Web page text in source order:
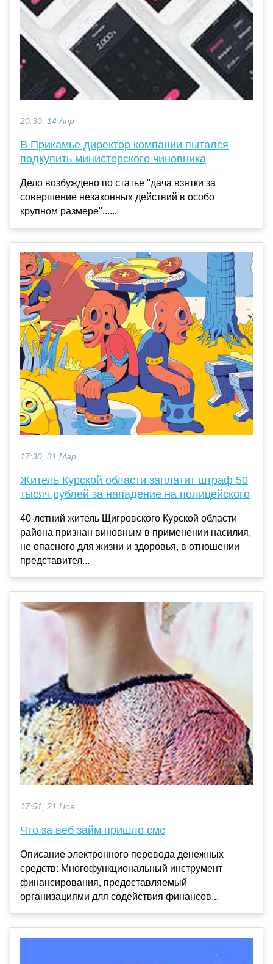
20:30, 14 Апр
В Прикамье директор компании пытался
подкупить министерского чиновника
Дело возбуждено по статье "дача взятки за
совершение незаконных действий в особо
крупном размере"......
17:30, 31 Мар
Житель Курской области заплатит штраф 50
тысяч рублей за нападение на полицейского
40-летний житель Щигровского Курской области
района признан виновным в применении насилия,
не опасного для жизни и здоровья, в отношении
представител...
17:51, 21 Ноя
Что за веб займ пришло смс
Описание электронного перевода денежных
средств: Многофункциональный инструмент
финансирования, предоставляемый
организациями для содействия финансов...